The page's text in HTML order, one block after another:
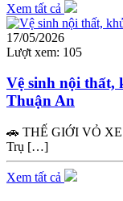
Xem tất cả
17/05/2026
Lượt xem: 105
Vệ sinh nội thất,
Thuận An
🚗 THẾ GIỚI VỎ
Trụ […]
Xem tất cả